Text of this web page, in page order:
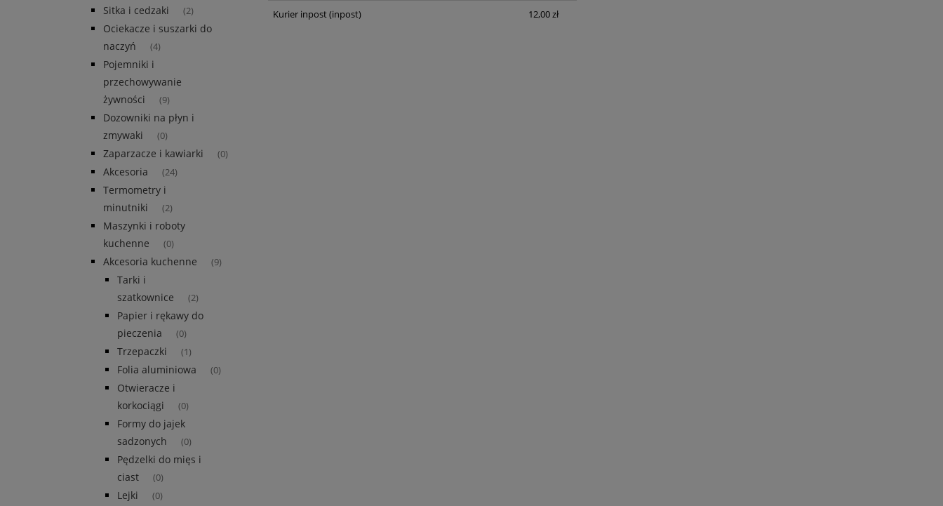
Sitka i cedzaki (2)
Ociekacze i suszarki do
naczyń
(4)
Pojemniki i
przechowywanie
żywności
(9)
Dozowniki na płyn i
zmywaki
(0)
Zaparzacze i kawiarki (0)
Akcesoria (24)
Termometry i
minutniki
(2)
Maszynki i roboty
kuchenne
(0)
Akcesoria kuchenne (9)
Tarki i
szatkownice
(2)
Papier i rękawy do
pieczenia
(0)
Trzepaczki (1)
Folia aluminiowa (0)
Otwieracze i
korkociągi
(0)
Formy do jajek
sadzonych
(0)
Pędzelki do mięs i
ciast
(0)
Lejki (0)
Kurier inpost(inpost) 12,00 zł